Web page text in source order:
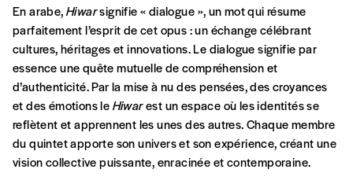
Créer un
compte
solidarité, nous vous proposons d’estimer
vous-mêmes le coût de notre publication.
Cette valeur peut donc être inférieure, égale
ou supérieure au prix indicatif. De cette
manière, vous soutenez le travail de l’équipe
de rédaction selon vos moyens et vos
motivations.
En pratique
En arabe,Hiwarsignifie « dialogue », un mot qui résume
parfaitement l’esprit de cet opus : un échange célébrant
cultures, héritages et innovations. Le dialogue signifie par
essence une quête mutuelle de compréhension et
d’authenticité. Par la mise à nu des pensées, des croyances
et des émotions leHiwarest un espace où les identités se
reflètent et apprennent les unes des autres. Chaque membre
du quintet apporte son univers et son expérience, créant une
vision collective puissante, enracinée et contemporaine.